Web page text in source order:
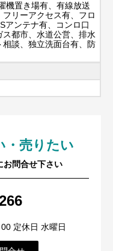
機置き場有、有線放送
リーアクセス有、フロ
アンテナ有、コンロ口
都市、水道公営、排水
談、独立洗面台有、防
・売りたい
お問合せ下さい
定休日 水曜日